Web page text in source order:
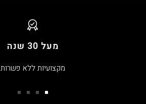
מעל 30 שנה
מקצועיות ללא פשרות
עבורעבורעבורעבור